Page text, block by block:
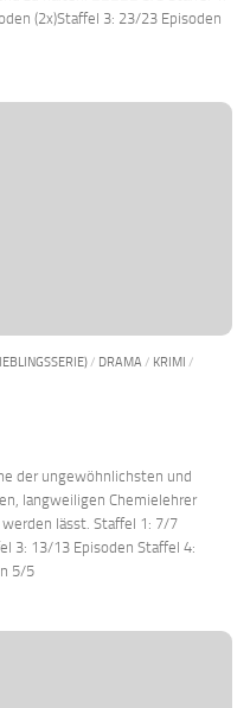
(2x)Staffel 3: 23/23 Episoden
/ DRAMA / KRIMI /
der ungewöhnlichsten und
langweiligen Chemielehrer
lässt. Staffel 1: 7/7
3: 13/13 Episoden Staffel 4:
5/5